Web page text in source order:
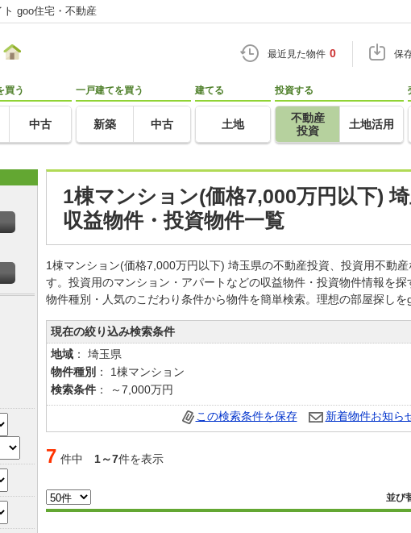
goo住宅・不動産
最近見た物件 0 保
買う
中古
一戸建てを買う
新築 中古
建てる
土地
投資する
不動産
投資
土地活用
1棟マンション(価格7,000万円以下)
収益物件・投資物件一覧
1棟マンション(価格7,000万円以下) 埼玉県の不動産投資、投資用不動
す。投資用のマンション・アパートなどの収益物件・投資物件情報を
物件種別・人気のこだわり条件から物件を簡単検索。理想の部屋探しを
現在の絞り込み検索条件
地域 ： 埼玉県
物件種別 ： 1棟マンション
検索条件 ： ～7,000万円
この検索条件を保存 新着物件お知ら
7 件中 1～7件を表示
並び